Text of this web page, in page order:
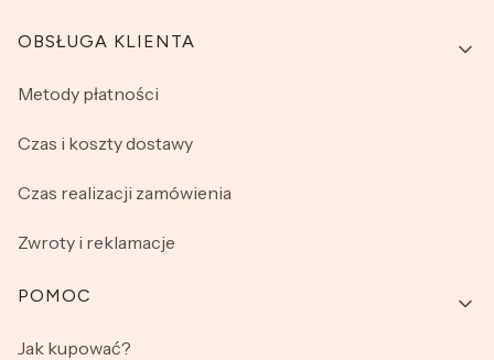
OBSŁUGA KLIENTA
Metody płatności
Czas i koszty dostawy
Czas realizacji zamówienia
Zwroty i reklamacje
POMOC
Jak kupować?